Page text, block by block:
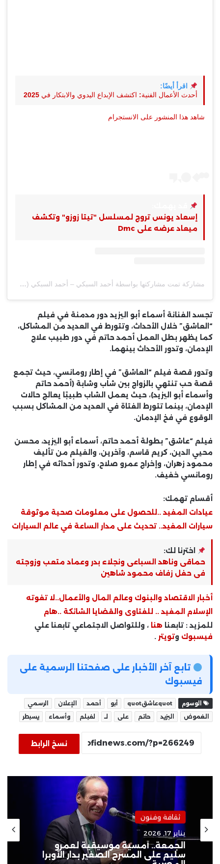
اقرأ أيضًا:
أحدث الأعمال الفنية: اكتشف الإبداع اليدوي والابتكار في 2025
شاهد هذا المنشور على الانستجرام
إسعاد يونس تروج لمسلسل "تيتا زوزو" وتكشف
ميعاد عرضه على Dmc
مشاركة تمت مشاركتها بواسطة أحمد السبكي – أحمد السبكي (@ahmedelsoobky)
تجسد الفنانة أسماء أبو اليزيد دور مدمنة في فيلم
“العاشق” خلال الأحداث، وتتورط في العديد من المشاكل،
كما يظهر بطل العمل أحمد حاتم في دور طبيب علاج
الإدمان، وتدور الأحداث بينهما.
وتدور قصة فيلم “العاشق” في إطار رومانسي، حيث تجمع
قصة حب تنتهي بالزواج بين شاب وشابة (أحمد حاتم
وأسماء أبو اليزيد)، حيث يعمل الشاب طبيبًا يعالج حالات
الإدمان، بينما تتورط الفتاة في العديد من المشاكل بسبب
الوقوع في فخ الإدمان.
فيلم “عاشق” بطولة أحمد حاتم، أسماء أبو اليزيد، محسن
محيي الدين، كريم قاسم، وآخرين، والفيلم من تأليف
محمود زهران، وإخراج عمرو صلاح، وتدور أحداثه في إطار
رومانسي خفيف.
أقسام تهمك:
عيادات المفيد ..للحصول على معلومات صحية موثوقة
سيارات المفيد.. تحديث على مدار الساعة في عالم السيارات
اخترنا لك:
حماقى وناهد السباعى ونجلاء بدر وعماد متعب وزوجته
فى حفل زفاف محمود شاهين
أخبار الاقتصاد والبنوك وعالم المال والأعمال..لا تفوته
الإسلام المفيد .. للفتاوى والقضايا الشائكة ..هام
للمزيد : تابعنا هنا ، وللتواصل الاجتماعي تابعنا علي
فيسبوك وتويتر .
تابع آخر الأخبار على صفحتنا الرسمية على
فيسبوك
الوسوم quotعاشقquot أبو أحمد الإعلان
الرسمي
الغموض
اليزيد حاتم على لـ لفيلم وأسماء يسيطر
نسخ الرابط
ثقافة وفنون
يناير 17, 2026
الجمعة.. أمسية موسيقية لعمرو
سليم على المسرح الصغير بدار الأوبرا